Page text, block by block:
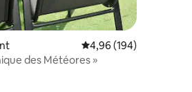
Évaluation moyenne
4,96 (194)
des Météores »